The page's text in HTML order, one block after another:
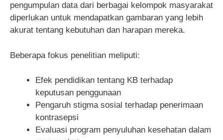
pengumpulan data dari berbagai kelompok masyarakat
diperlukan untuk mendapatkan gambaran yang lebih
akurat tentang kebutuhan dan harapan mereka.
Beberapa fokus penelitian meliputi:
Efek pendidikan tentang KB terhadap
keputusan penggunaan
Pengaruh stigma sosial terhadap penerimaan
kontrasepsi
Evaluasi program penyuluhan kesehatan dalam